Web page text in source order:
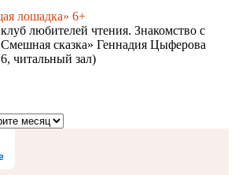
лошадка» 6+
любителей чтения. Знакомство с
сказка» Геннадия Цыферова
читальный зал)